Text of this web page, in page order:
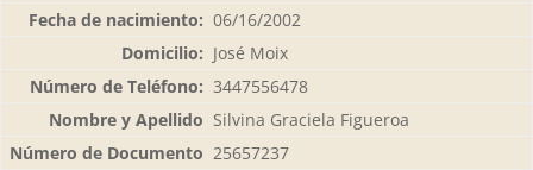
06/16/2002
José Moix
3447556478
Silvina Graciela Figueroa
25657237